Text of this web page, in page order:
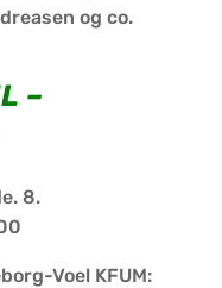
og co.
–
8.
Voel KFUM: